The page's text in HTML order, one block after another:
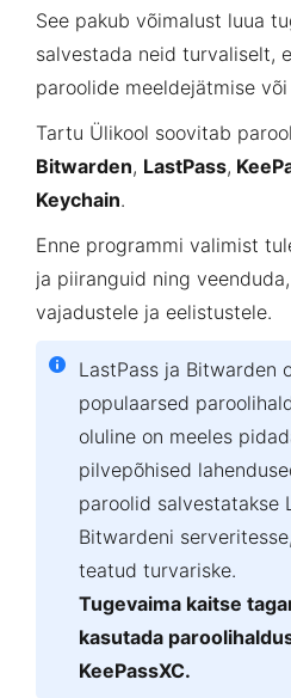
See pakub võimalust luua
salvestada neid turvaliselt,
paroolide meeldejätmise
Tartu Ülikool soovitab
Bitwarden, LastPass,
Keychain.
Enne programmi valimist
ja piiranguid ning
vajadustele ja eelistustele.
LastPass ja Bitwarden
populaarsed
oluline on meeles
pilvepõhised
paroolid salvestatakse
Bitwardeni
teatud turvariske.
Tugevaima kaitse
kasutada
KeePassXC.